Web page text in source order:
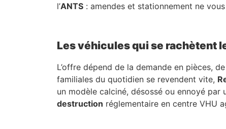
l’ANTS : amendes et stationnement ne
Les véhicules qui se rachètent
L’offre dépend de la demande en pièces,
familiales du quotidien se revendent vite,
un modèle calciné, désossé ou ennoyé
destruction réglementaire en centre VHU